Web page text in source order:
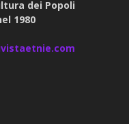
dei Popoli
1980